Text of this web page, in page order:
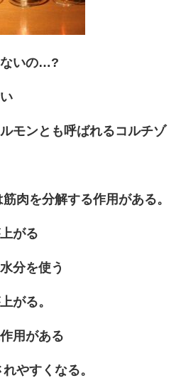
ないの…?
モンとも呼ばれるコルチゾ
肉を分解する作用がある。
がる
分を使う
がる。
用がある
やすくなる。